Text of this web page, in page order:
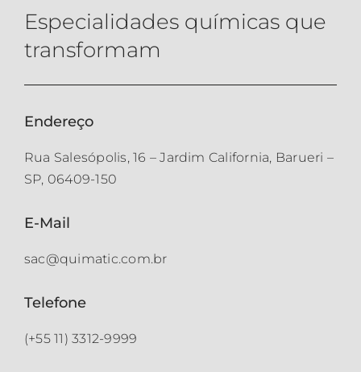
Especialidades químicas que
transformam
Endereço
Rua Salesópolis, 16 – Jardim California, Barueri –
SP, 06409-150
E-Mail
sac@quimatic.com.br
Telefone
(+55 11) 3312-9999